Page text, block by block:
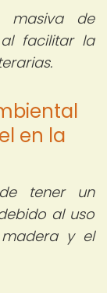
masiva de
facilitar la
en la
tener un
al uso
y el